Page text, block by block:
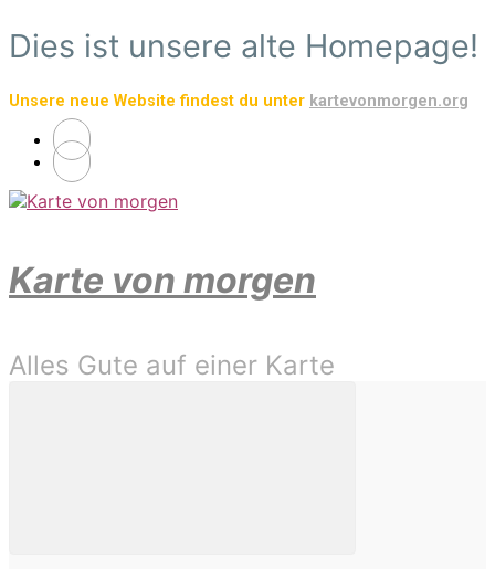
Zum
Hauptinhalt
Dies ist unsere alte Homepage!
Unsere neue Website findest du unter kartevonmorgen.org
Karte von morgen
Alles Gute auf einer Karte